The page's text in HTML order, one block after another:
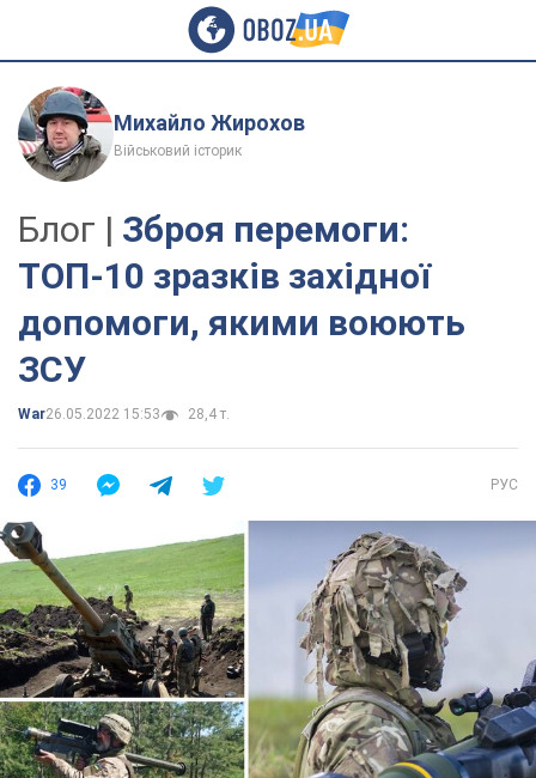
Михайло Жирохов
Військовий історик
Блог | Зброя перемоги:
ТОП-10 зразків західної
допомоги, якими воюють
ЗСУ
War26.05.2022 15:53 28,4 т.
39 РУС